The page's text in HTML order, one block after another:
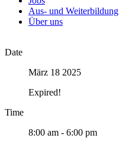
Aus- und Weiterbildung
Über uns
Date
März 18 2025
Expired!
Time
8:00 am - 6:00 pm